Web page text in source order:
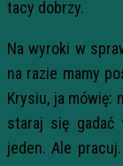
tacy dobrzy.
Na wyroki w
na razie mamy
Krysiu, ja mówię:
staraj się gadać
jeden. Ale